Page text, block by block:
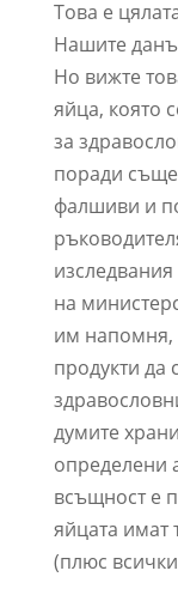
Това е
Нашите
Но вижте
яйца, която
за
поради
фалшиви и
на
им напомня,
продукти да
думите
определени
всъщност е
яйцата имат
(плюс